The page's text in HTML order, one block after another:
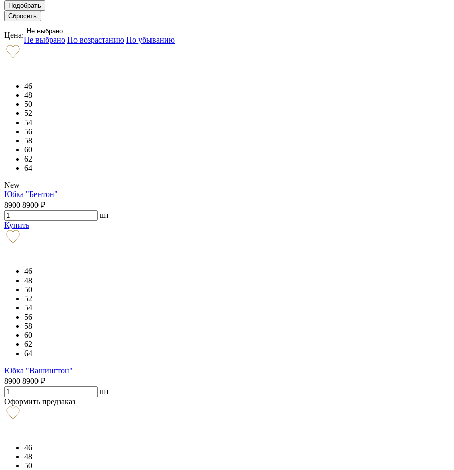
Цена: Не выбрано
Не выбрано По возрастанию По убыванию
46
48
50
52
54
56
58
60
62
64
New
Юбка "Бентон"
8900 8900 ₽
шт
Купить
46
48
50
52
54
56
58
60
62
64
Юбка "Вашингтон"
8900 8900 ₽
шт
Оформить предзаказ
46
48
50